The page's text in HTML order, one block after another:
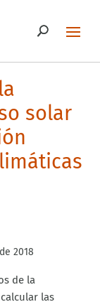
solar
2018
de la
las